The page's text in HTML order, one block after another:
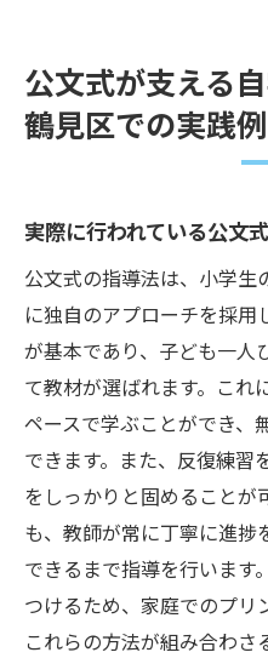
公文式が支える
鶴見区での実践例
実際に行われている公文
公文式の指導法は、小学生
に独自のアプローチを採用
が基本であり、子ども一人
て教材が選ばれます。これ
ペースで学ぶことができ、
できます。また、反復練習
をしっかりと固めることが
も、教師が常に丁寧に進
できるまで指導を行います
つけるため、家庭でのプリ
これらの方法が組み合わさ